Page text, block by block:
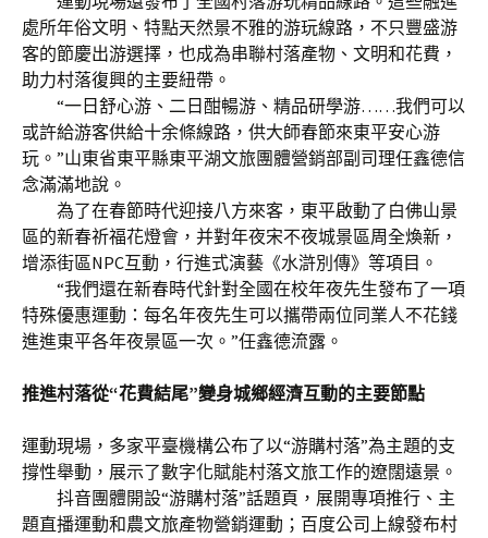
處所年俗文明、特點天然景不雅的游玩線路，不只豐盛游
客的節慶出游選擇，也成為串聯村落產物、文明和花費，
助力村落復興的主要紐帶。
“一日舒心游、二日酣暢游、精品研學游……我們可以
或許給游客供給十余條線路，供大師春節來東平安心游
玩。”山東省東平縣東平湖文旅團體營銷部副司理任鑫德信
念滿滿地說。
為了在春節時代迎接八方來客，東平啟動了白佛山景
區的新春祈福花燈會，并對年夜宋不夜城景區周全煥新，
增添街區NPC互動，行進式演藝《水滸別傳》等項目。
“我們還在新春時代針對全國在校年夜先生發布了一項
特殊優惠運動：每名年夜先生可以攜帶兩位同業人不花錢
進進東平各年夜景區一次。”任鑫德流露。
推進村落從“花費結尾”變身城鄉經濟互動的主要節點
運動現場，多家平臺機構公布了以“游購村落”為主題的支
撐性舉動，展示了數字化賦能村落文旅工作的遼闊遠景。
抖音團體開設“游購村落”話題頁，展開專項推行、主
題直播運動和農文旅產物營銷運動；百度公司上線發布村